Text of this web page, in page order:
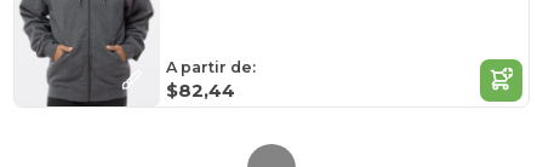
A partir de:
$82,44